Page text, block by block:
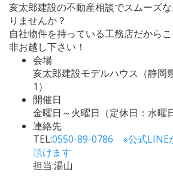
亥太郎建設の不動産相談でスムーズ
りませんか？
自社物件を持っている工務店だから
非お越し下さい！
会場
亥太郎建設モデルハウス（静岡
1）
開催日
金曜日～火曜日（定休日：水曜
連絡先
TEL:0550-89-0786 ※公式LINE
頂けます
担当:湯山